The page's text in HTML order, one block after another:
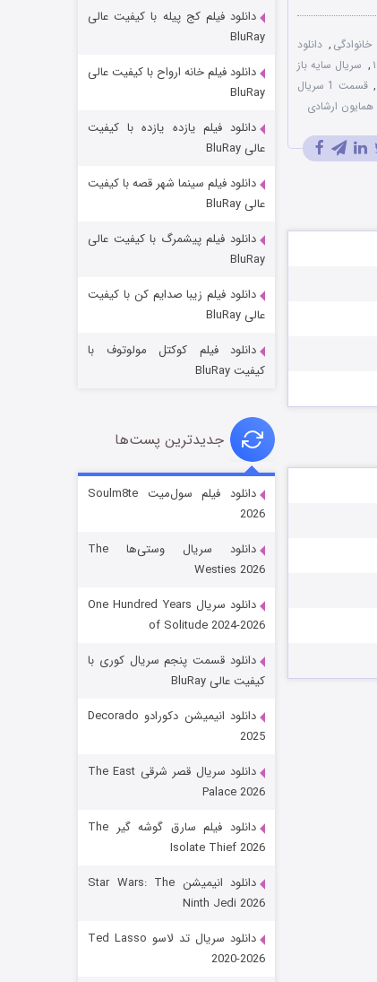
خانوادگی , دانلود
, سریال سایه باز
,
قسمت 1 سریال
همایون ارشادی
خاندان اژدها فصل ۳
جادوگری در مغولستان
قسمت۶ (زیرنویس)
رویایی برای تو
قسمت۱۵ (دوبله)
دانلود فیلم کج‌ پیله با کیفیت عالی
BluRay
دانلود فیلم خانه ارواح با کیفیت عالی
BluRay
دانلود فیلم یازده یازده با کیفیت
عالی BluRay
دانلود فیلم سینما شهر قصه با کیفیت
عالی BluRay
دانلود فیلم پیشمرگ با کیفیت عالی
BluRay
دانلود فیلم زیبا صدایم کن با کیفیت
عالی BluRay
دانلود فیلم کوکتل مولوتوف با
کیفیت BluRay
جدیدترین پست‌ها
دانلود فیلم سول‌میت Soulm8te
2026
دانلود سریال وستی‌ها The
Westies 2026
دانلود سریال One Hundred Years
of Solitude 2024-2026
دانلود قسمت پنجم سریال کوری با
کیفیت عالی BluRay
دانلود انیمیشن دکورادو Decorado
2025
دانلود سریال قصر شرقی The East
Palace 2026
دانلود فیلم سارق گوشه گیر The
Isolate Thief 2026
دانلود انیمیشن Star Wars: The
Ninth Jedi 2026
دانلود سریال تد لاسو Ted Lasso
2020-2026